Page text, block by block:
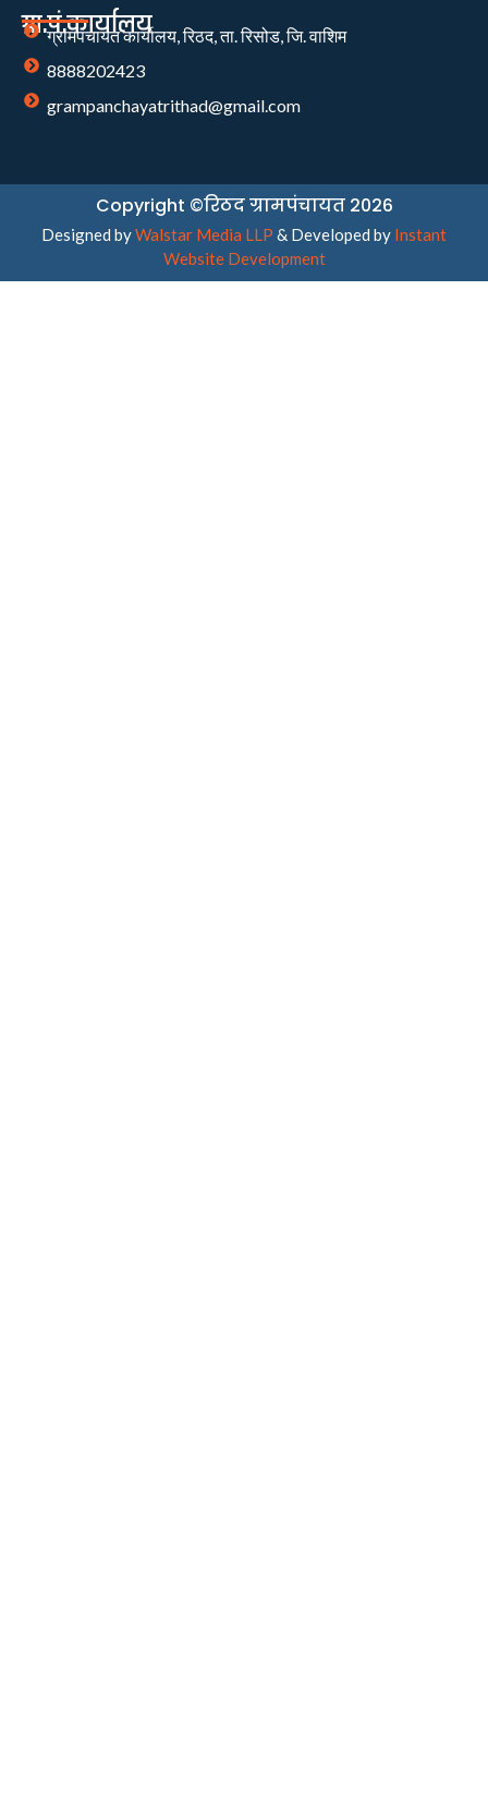
ग्रा.पं.कार्यालय
ग्रामपंचायत कार्यालय, रिठद, ता. रिसोड, जि. वाशिम
8888202423
grampanchayatrithad@gmail.com
Copyright ©रिठद ग्रामपंचायत 2026
Designed byWalstar Media LLP & Developed by Instant
Website Development